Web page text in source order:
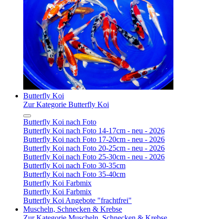
Butterfly Koi
Zur Kategorie Butterfly Koi
Butterfly Koi nach Foto
Butterfly Koi nach Foto 14-17cm - neu - 2026
Butterfly Koi nach Foto 17-20cm - neu - 2026
Butterfly Koi nach Foto 20-25cm - neu - 2026
Butterfly Koi nach Foto 25-30cm - neu - 2026
Butterfly Koi nach Foto 30-35cm
Butterfly Koi nach Foto 35-40cm
Butterfly Koi Farbmix
Butterfly Koi Farbmix
Butterfly Koi Angebote "frachtfrei"
Muscheln, Schnecken & Krebse